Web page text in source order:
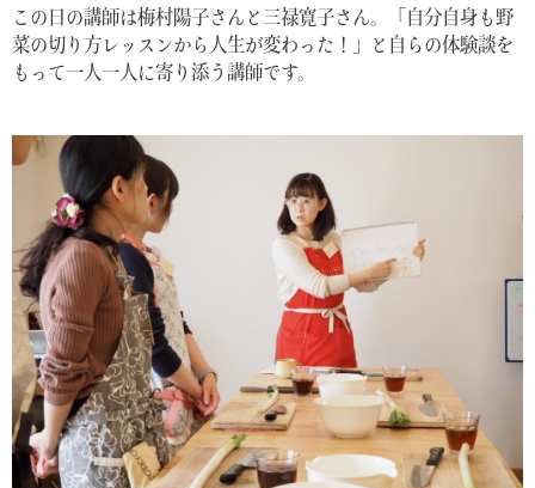
この日の講師は梅村陽子さんと三禄寛子さん。「自分自身も野
菜の切り方レッスンから人生が変わった！」と自らの体験談を
もって一人一人に寄り添う講師です。